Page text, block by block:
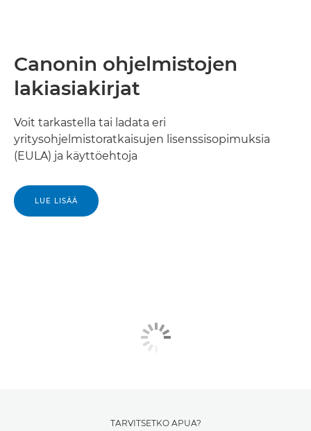
Canonin ohjelmistojen
lakiasiakirjat
Voit tarkastella tai ladata eri
yritysohjelmistoratkaisujen lisenssisopimuksia
(EULA) ja käyttöehtoja
LUE LISÄÄ
TARVITSETKO APUA?